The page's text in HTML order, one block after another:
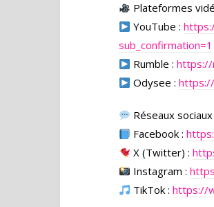
Plateformes
YouTube :
sub_confirmation=1
Rumble :https://
Odysee :
Réseaux sociaux
Facebook :
X (Twitter) :
Instagram :
TikTok :https://